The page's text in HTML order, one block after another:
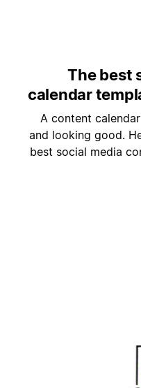
The
calendar
A content
and looking
best social